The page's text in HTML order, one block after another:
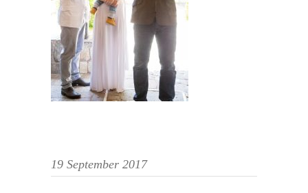
19 September 2017